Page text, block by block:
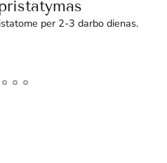
per 2-3 darbo dienas.